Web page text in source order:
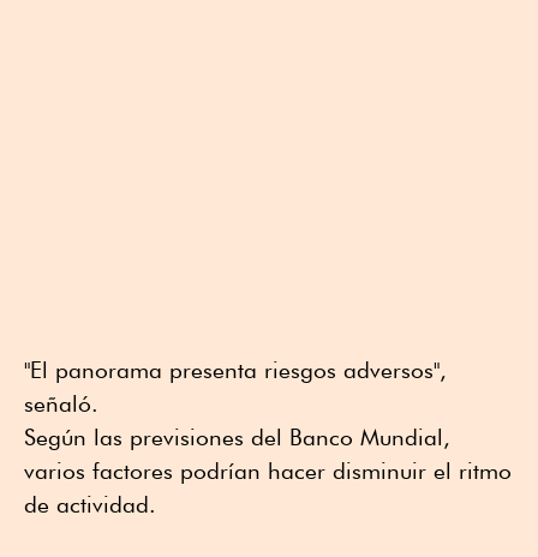
"El panorama presenta riesgos adversos",
señaló.
Según las previsiones del Banco Mundial,
varios factores podrían hacer disminuir el ritmo
de actividad.